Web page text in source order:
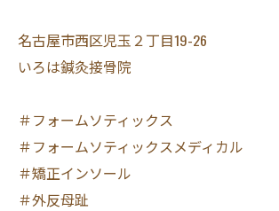
名古屋市西区児玉２丁目19-26
いろは鍼灸接骨院
＃フォームソティックス
＃フォームソティックスメディカル
＃矯正インソール
＃外反母趾